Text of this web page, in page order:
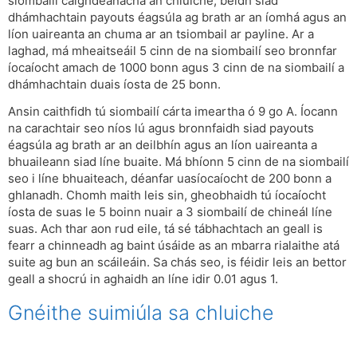
dhámhachtain payouts éagsúla ag brath ar an íomhá agus an
líon uaireanta an chuma ar an tsiombail ar payline. Ar a
laghad, má mheaitseáil 5 cinn de na siombailí seo bronnfar
íocaíocht amach de 1000 bonn agus 3 cinn de na siombailí a
dhámhachtain duais íosta de 25 bonn.
Ansin caithfidh tú siombailí cárta imeartha ó 9 go A. Íocann
na carachtair seo níos lú agus bronnfaidh siad payouts
éagsúla ag brath ar an deilbhín agus an líon uaireanta a
bhuaileann siad líne buaite. Má bhíonn 5 cinn de na siombailí
seo i líne bhuaiteach, déanfar uasíocaíocht de 200 bonn a
ghlanadh. Chomh maith leis sin, gheobhaidh tú íocaíocht
íosta de suas le 5 boinn nuair a 3 siombailí de chineál líne
suas. Ach thar aon rud eile, tá sé tábhachtach an geall is
fearr a chinneadh ag baint úsáide as an mbarra rialaithe atá
suite ag bun an scáileáin. Sa chás seo, is féidir leis an bettor
geall a shocrú in aghaidh an líne idir 0.01 agus 1.
Gnéithe suimiúla sa chluiche